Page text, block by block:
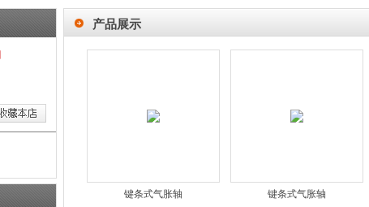
产品展示
键条式气胀轴 键条式气胀轴